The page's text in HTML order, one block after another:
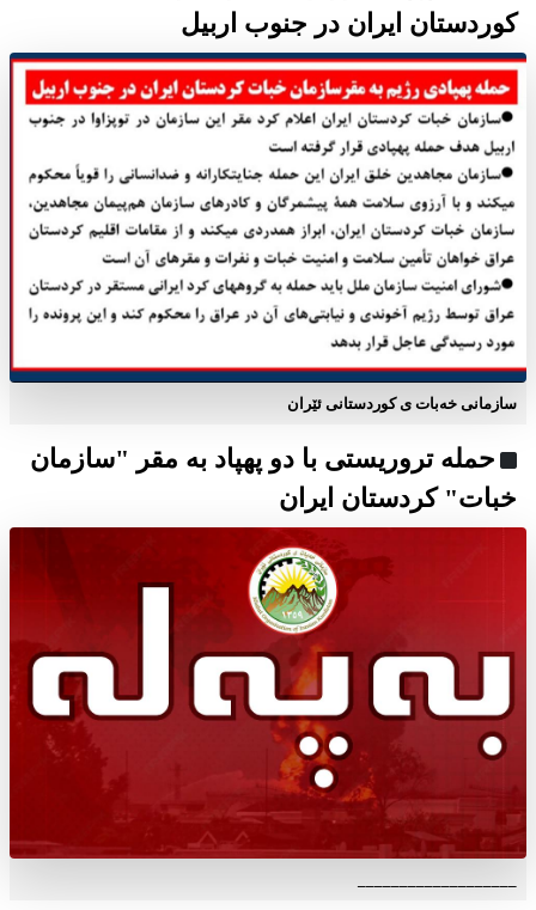
کوردستان ایران در جنوب اربیل
سازمانی خەبات ی كوردستانی ئێران
حمله تروریستی با دو پهپاد به مقر "سازمان
خبات" کردستان ایران